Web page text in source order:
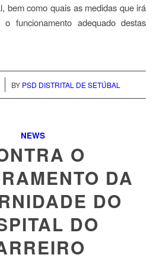
bem como quais as medidas que irá
funcionamento adequado destas
BY PSD DISTRITAL DE SETÚBAL
NEWS
O
DA
DO
DO